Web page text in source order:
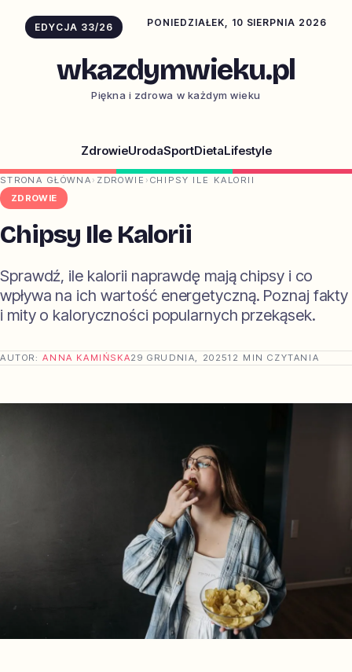
EDYCJA 33/26 PONIEDZIAŁEK, 10 SIERPNIA 2026
wkazdymwieku.pl
Piękna i zdrowa w każdym wieku
ZdrowieUrodaSportDietaLifestyle
STRONA GŁÓWNA › ZDROWIE › CHIPSY ILE KALORII
ZDROWIE
Chipsy Ile Kalorii
Sprawdź, ile kalorii naprawdę mają chipsy i co
wpływa na ich wartość energetyczną. Poznaj fakty
i mity o kaloryczności popularnych przekąsek.
AUTOR:ANNA KAMIŃSKA29 GRUDNIA, 202512 MIN CZYTANIA